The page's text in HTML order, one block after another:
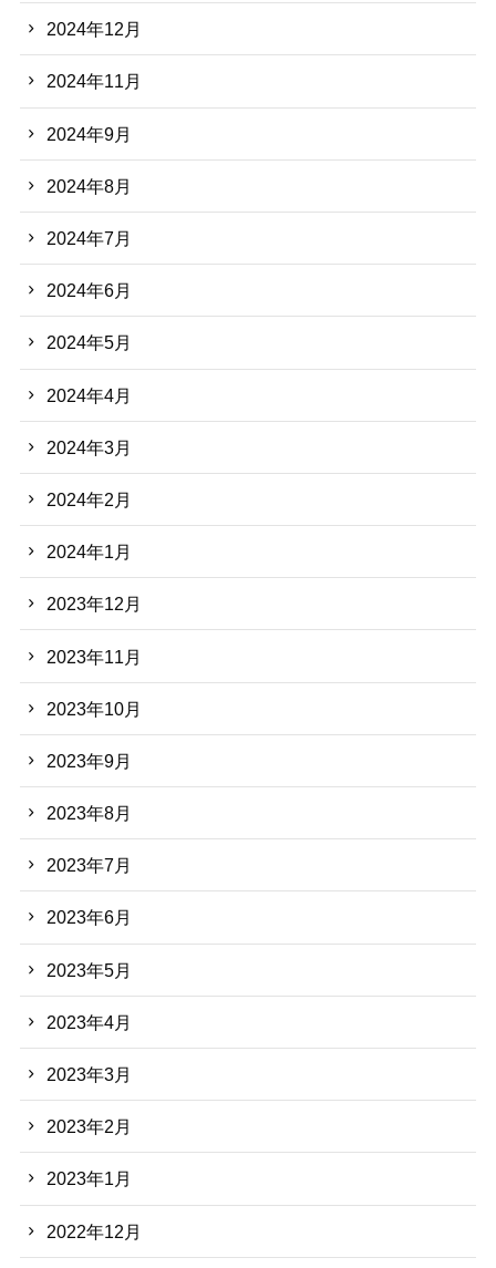
2024年12月
2024年11月
2024年9月
2024年8月
2024年7月
2024年6月
2024年5月
2024年4月
2024年3月
2024年2月
2024年1月
2023年12月
2023年11月
2023年10月
2023年9月
2023年8月
2023年7月
2023年6月
2023年5月
2023年4月
2023年3月
2023年2月
2023年1月
2022年12月